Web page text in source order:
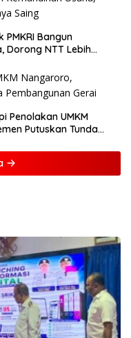
PMKRI Bangun
Dorong NTT Lebih
Penolakan UMKM
Putuskan Tunda